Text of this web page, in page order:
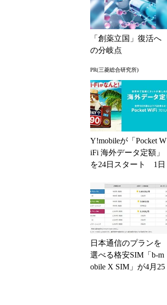
「創薬立国」復活へ
の分岐点
PR(三菱総合研究所)
Y!mobileが「Pocket W
iFi 海外データ定額」
を24日スタート 1日
日本通信のプランを
選べる格安SIM「b-m
obile X SIM」が4月25